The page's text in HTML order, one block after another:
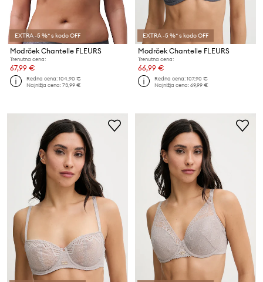
EXTRA -5 %* s kodo OFF
Modrček Chantelle FLEURS
Trenutna cena:
67,99 €
Redna cena:104,90 €
Najnižja cena:73,99 €
EXTRA -5 %* s kodo OFF
Modrček Chantelle FLEURS
Trenutna cena:
66,99 €
Redna cena:107,90 €
Najnižja cena:69,99 €